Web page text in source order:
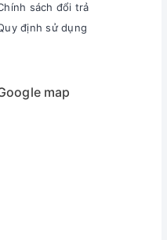
sách đổi trả
định sử dụng
map